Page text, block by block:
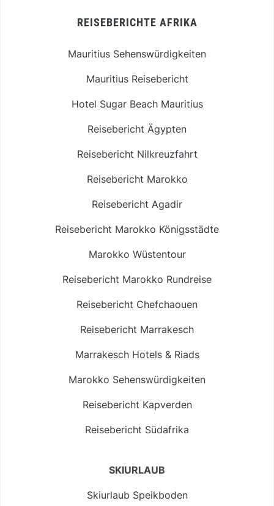
REISEBERICHTE AFRIKA
Mauritius Sehenswürdigkeiten
Mauritius Reisebericht
Hotel Sugar Beach Mauritius
Reisebericht Ägypten
Reisebericht Nilkreuzfahrt
Reisebericht Marokko
Reisebericht Agadir
Reisebericht Marokko Königsstädte
Marokko Wüstentour
Reisebericht Marokko Rundreise
Reisebericht Chefchaouen
Reisebericht Marrakesch
Marrakesch Hotels & Riads
Marokko Sehenswürdigkeiten
Reisebericht Kapverden
Reisebericht Südafrika
SKIURLAUB
Skiurlaub Speikboden